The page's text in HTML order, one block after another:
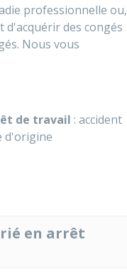
professionnelle ou,
d'acquérir des congés
Nous vous
de travail : accident
d'origine
en arrêt